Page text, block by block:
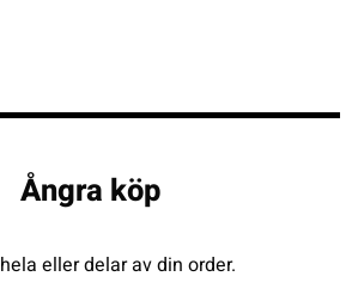
Ångra köp
eller delar av din order.